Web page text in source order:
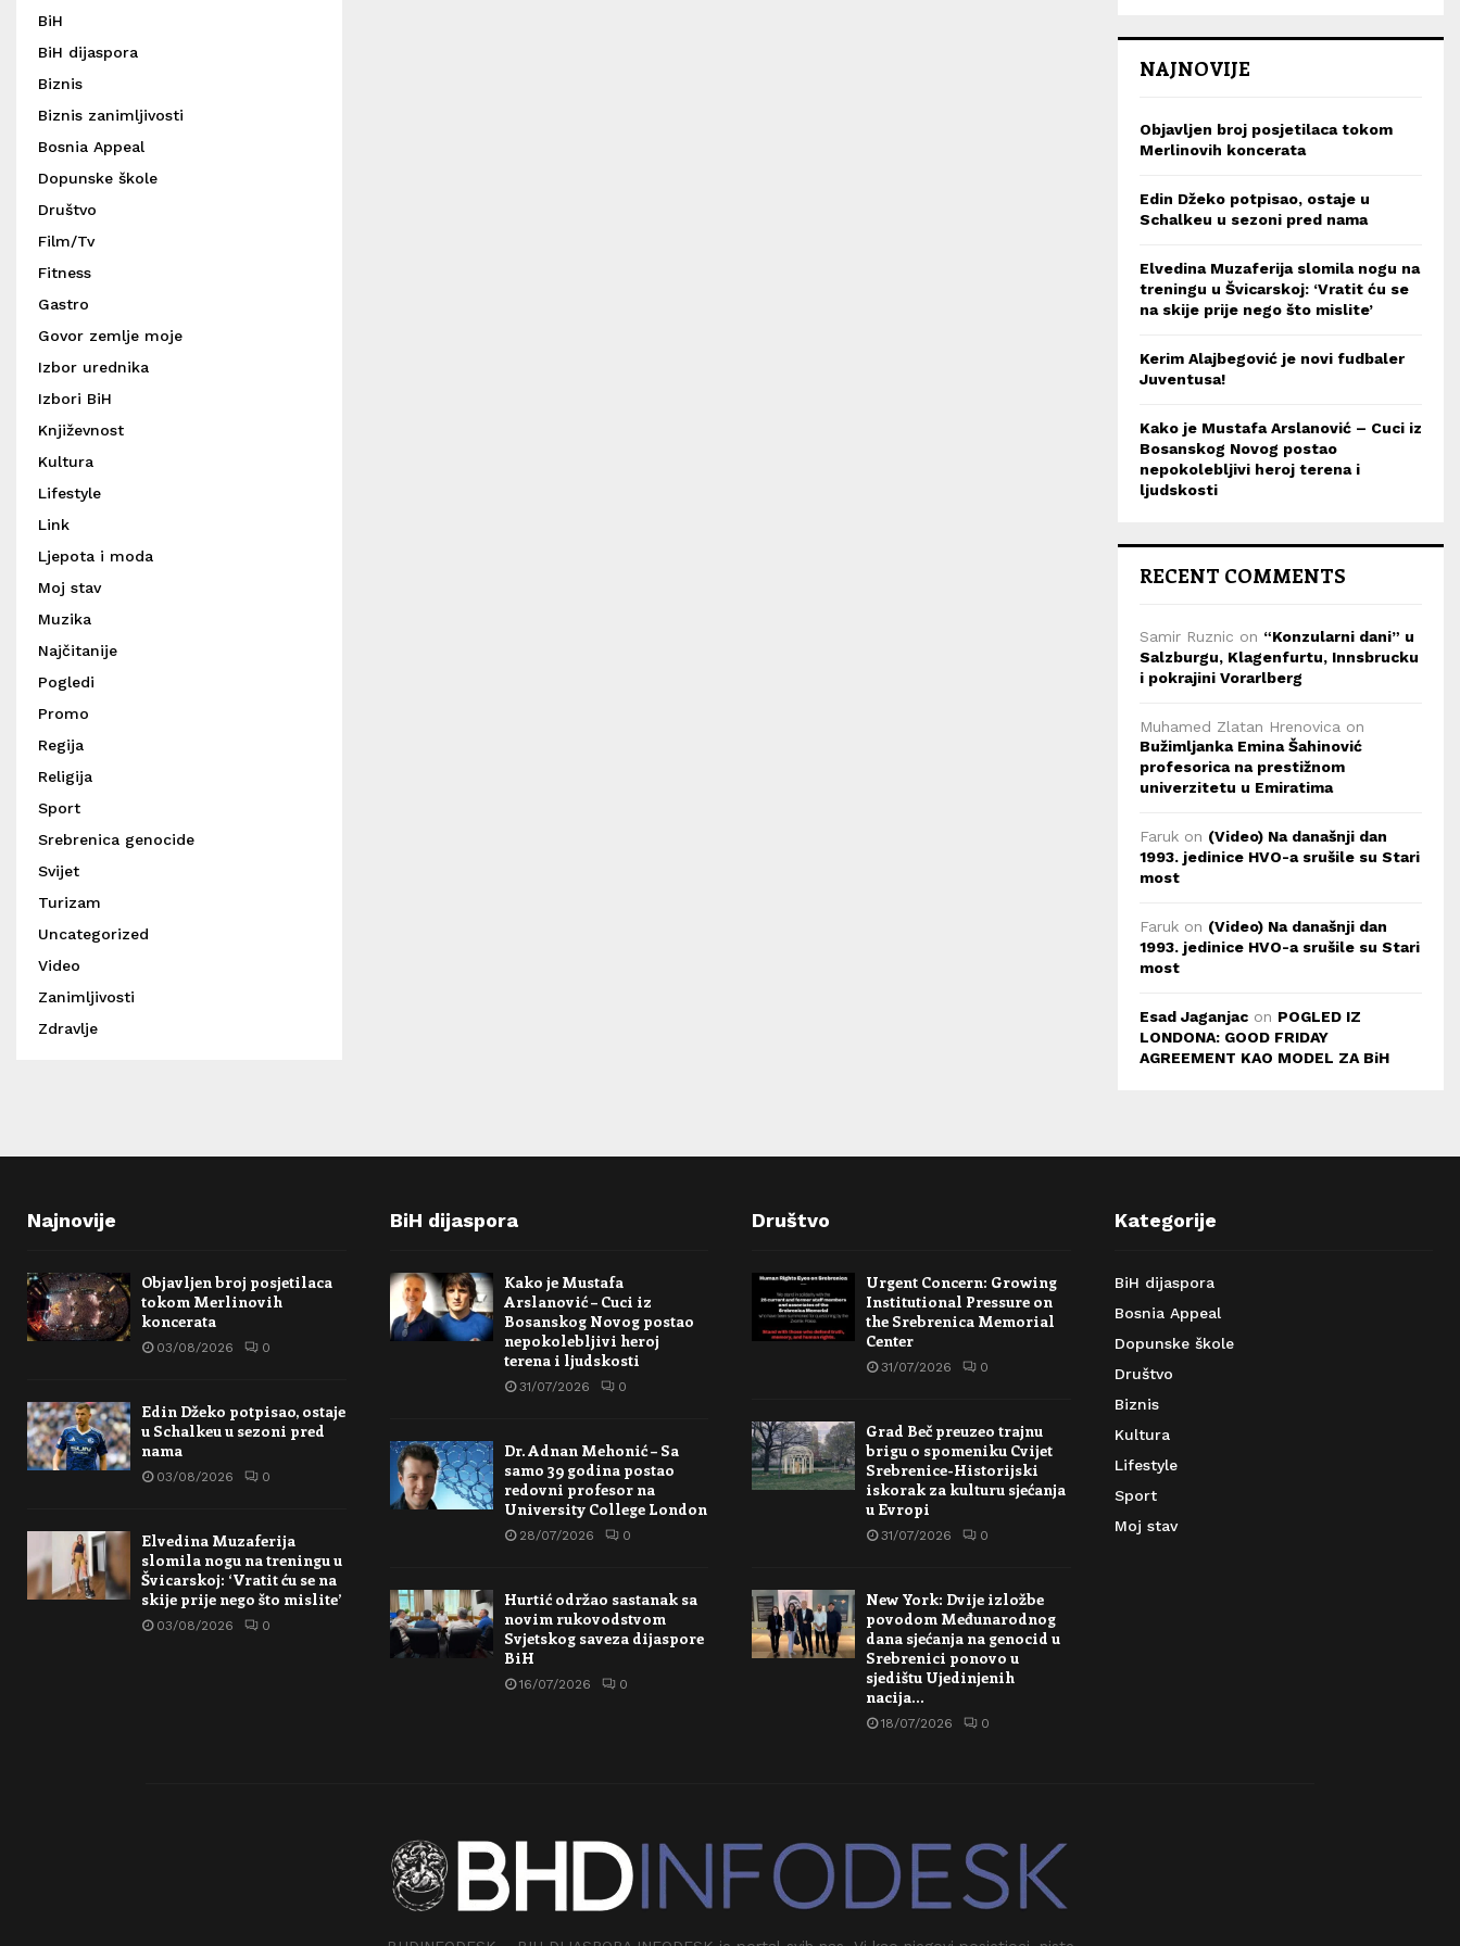
BiH
BiH dijaspora
Biznis
Biznis zanimljivosti
Bosnia Appeal
Dopunske škole
Društvo
Film/Tv
Fitness
Gastro
Govor zemlje moje
Izbor urednika
Izbori BiH
Književnost
Kultura
Lifestyle
Link
Ljepota i moda
Moj stav
Muzika
Najčitanije
Pogledi
Promo
Regija
Religija
Sport
Srebrenica genocide
Svijet
Turizam
Uncategorized
Video
Zanimljivosti
Zdravlje
NAJNOVIJE
Objavljen broj posjetilaca tokom
Merlinovih koncerata
Edin Džeko potpisao, ostaje u
Schalkeu u sezoni pred nama
Elvedina Muzaferija slomila nogu na
treningu u Švicarskoj: ‘Vratit ću se
na skije prije nego što mislite’
Kerim Alajbegović je novi fudbaler
Juventusa!
Kako je Mustafa Arslanović – Cuci iz
Bosanskog Novog postao
nepokolebljivi heroj terena i
ljudskosti
RECENT COMMENTS
Samir Ruznic on “Konzularni dani” u
Salzburgu, Klagenfurtu, Innsbrucku
i pokrajini Vorarlberg
Muhamed Zlatan Hrenovica on
Bužimljanka Emina Šahinović
profesorica na prestižnom
univerzitetu u Emiratima
Faruk on (Video) Na današnji dan
1993. jedinice HVO-a srušile su Stari
most
Faruk on (Video) Na današnji dan
1993. jedinice HVO-a srušile su Stari
most
Esad Jaganjac on POGLED IZ
LONDONA: GOOD FRIDAY
AGREEMENT KAO MODEL ZA BiH
Najnovije
Objavljen broj posjetilaca
tokom Merlinovih
koncerata
03/08/2026 0
Edin Džeko potpisao, ostaje
u Schalkeu u sezoni pred
nama
03/08/2026 0
Elvedina Muzaferija
slomila nogu na treningu u
Švicarskoj: ‘Vratit ću se na
skije prije nego što mislite’
03/08/2026 0
BiH dijaspora
Kako je Mustafa
Arslanović – Cuci iz
Bosanskog Novog postao
nepokolebljivi heroj
terena i ljudskosti
31/07/2026 0
Dr. Adnan Mehonić – Sa
samo 39 godina postao
redovni profesor na
University College London
28/07/2026 0
Hurtić održao sastanak sa
novim rukovodstvom
Svjetskog saveza dijaspore
BiH
16/07/2026 0
Društvo
Urgent Concern: Growing
Institutional Pressure on
the Srebrenica Memorial
Center
31/07/2026 0
Grad Beč preuzeo trajnu
brigu o spomeniku Cvijet
Srebrenice-Historijski
iskorak za kulturu sjećanja
u Evropi
31/07/2026 0
New York: Dvije izložbe
povodom Međunarodnog
dana sjećanja na genocid u
Srebrenici ponovo u
sjedištu Ujedinjenih
nacija…
18/07/2026 0
Kategorije
BiH dijaspora
Bosnia Appeal
Dopunske škole
Društvo
Biznis
Kultura
Lifestyle
Sport
Moj stav